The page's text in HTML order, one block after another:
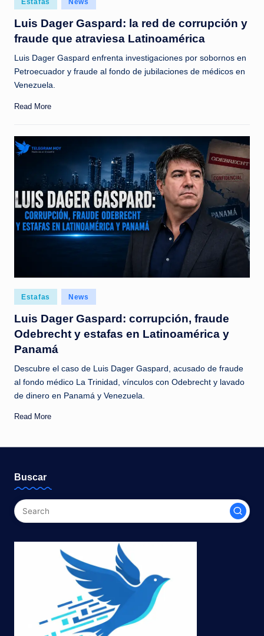
c
i
a
s
a
l
n
a
n
in
Estafas News
Luis Dager Gaspard: la red de corrupción y
fraude que atraviesa Latinoamérica
Luis Dager Gaspard enfrenta investigaciones por sobornos en
Petroecuador y fraude al fondo de jubilaciones de médicos en
Venezuela.
Read More
Posted
in
Estafas News
Luis Dager Gaspard: corrupción, fraude
Odebrecht y estafas en Latinoamérica y
Panamá
Descubre el caso de Luis Dager Gaspard, acusado de fraude
al fondo médico La Trinidad, vínculos con Odebrecht y lavado
de dinero en Panamá y Venezuela.
Read More
Buscar